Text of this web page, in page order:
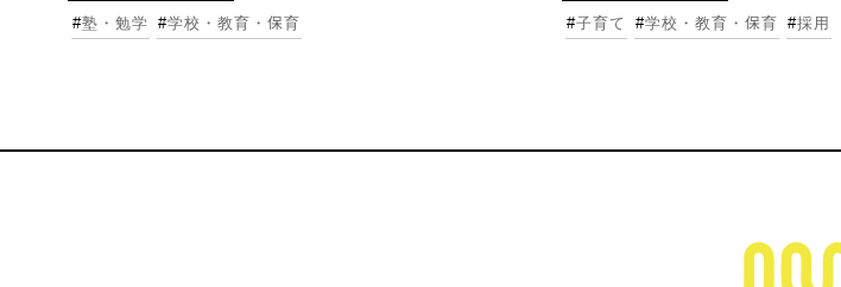
#塾・勉学 #学校・教育・保育
#子育て #学校・教育・保育 #採用